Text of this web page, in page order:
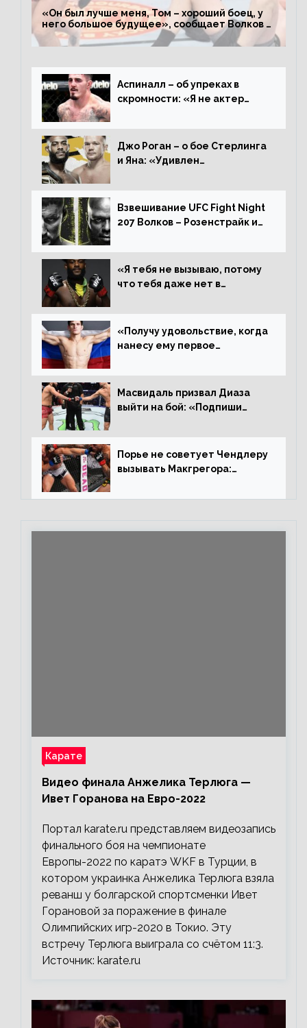
«Он был лучше меня, Том – хороший боец, у
него большое будущее», сообщает Волков –
о поражении Аспиналлу
Аспиналл – об упреках в
скромности: «Я не актер
дерьмо»
Джо Роган – о бое Стерлинга
и Яна: «Удивлен
Алджамейн определенно
выиграл»
Взвешивание UFC Fight Night
207 Волков – Розенстрайк и
«Я тебя не вызываю, потому
что тебя даже нет в
пауза», сообщает Стерлинг
ответил Сехудо
«Получу удовольствие, когда
нанесу ему первое
Иге – про бой с Евлоевым
Масвидаль призвал Диаза
выйти на бой: «Подпиши
повторим»
Порье не советует Чендлеру
вызывать Макгрегора:
каждом бою, а Конор умеет
Карате
Видео финала Анжелика Терлюга —
Ивет Горанова на Евро-2022
Портал karate.ru представляем видеозапись
финального боя на чемпионате
Европы-2022 по каратэ WKF в Турции, в
котором украинка Анжелика Терлюга взяла
реванш у болгарской спортсменки Ивет
Горановой за поражение в финале
Олимпийских игр-2020 в Токио. Эту
встречу Терлюга выиграла со счётом 11:3.
Источник: karate.ru